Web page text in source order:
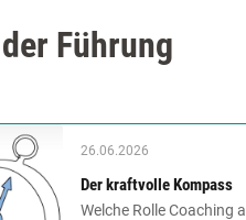
Führung
26.06.2026
Der kraftvolle Kompass
Welche Rolle Coaching